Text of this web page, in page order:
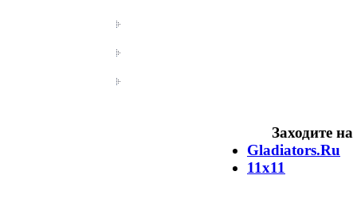
Заходите
Gladiators.Ru
11х11